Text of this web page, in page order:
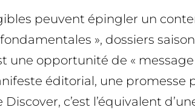
peuvent épingler un
», dossiers
une opportunité de «
éditorial, une
c’est l’équivalent